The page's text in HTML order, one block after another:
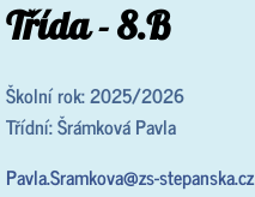
Třída - 8.B
Školní rok: 2025/2026
Třídní: Šrámková Pavla
Pavla.Sramkova@zs-stepanska.cz